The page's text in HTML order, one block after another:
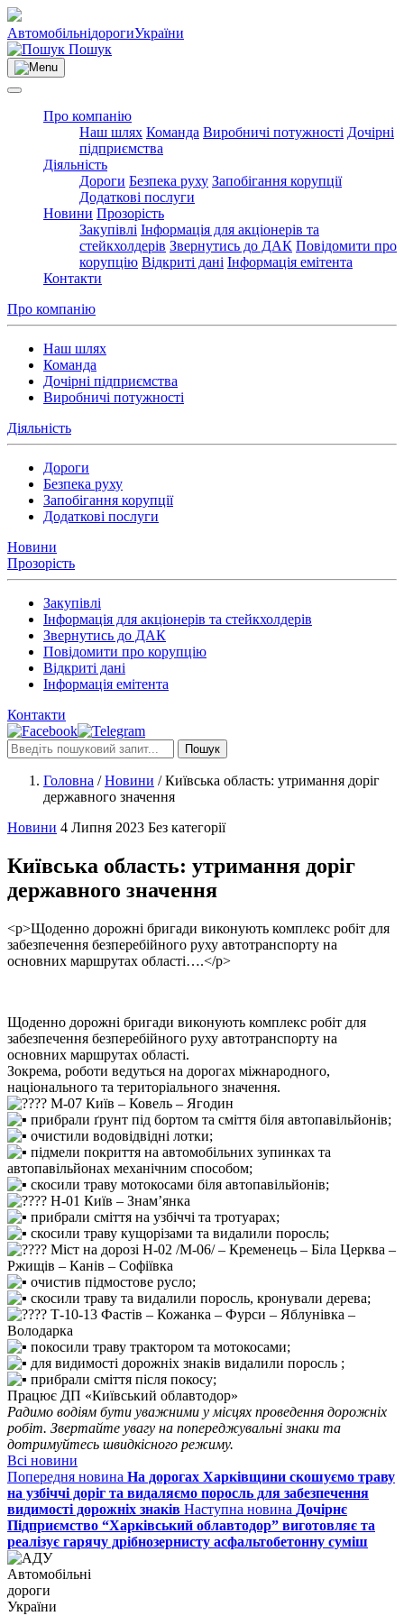
АвтомобільнідорогиУкраїни
Пошук
Про компанію
Наш шлях Команда Виробничі потужності Дочірні
підприємства
Діяльність
Дороги Безпека руху Запобігання корупції
Додаткові послуги
Новини Прозорість
Закупівлі Інформація для акціонерів та
стейкхолдерів Звернутись до ДАК Повідомити про
корупцію Відкриті дані Інформація емітента
Контакти
Про компанію
Наш шлях
Команда
Дочірні підприємства
Виробничі потужності
Діяльність
Дороги
Безпека руху
Запобігання корупції
Додаткові послуги
Новини
Прозорість
Закупівлі
Інформація для акціонерів та стейкхолдерів
Звернутись до ДАК
Повідомити про корупцію
Відкриті дані
Інформація емітента
Контакти
Пошук
Головна /Новини /Київська область: утримання доріг
державного значення
Новини 4 Липня 2023 Без категорії
Київська область: утримання доріг
державного значення
<p>Щоденно дорожні бригади виконують комплекс робіт для
забезпечення безперебійного руху автотранспорту на
основних маршрутах області….</p>
Щоденно дорожні бригади виконують комплекс робіт для
забезпечення безперебійного руху автотранспорту на
основних маршрутах області.
Зокрема, роботи ведуться на дорогах міжнародного,
національного та територіального значення.
М-07 Київ – Ковель – Ягодин
прибрали ґрунт під бортом та сміття біля автопавільйонів;
очистили водовідвідні лотки;
підмели покриття на автомобільних зупинках та
автопавільйонах механічним способом;
скосили траву мотокосами біля автопавільйонів;
Н-01 Київ – Знам’янка
прибрали сміття на узбіччі та тротуарах;
скосили траву кущорізами та видалили поросль;
Міст на дорозі Н-02 /М-06/ – Кременець – Біла Церква –
Ржищів – Канів – Софіївка
очистив підмостове русло;
скосили траву та видалили поросль, кронували дерева;
Т-10-13 Фастів – Кожанка – Фурси – Яблунівка –
Володарка
покосили траву трактором та мотокосами;
для видимості дорожніх знаків видалили поросль ;
прибрали сміття після покосу;
Працює ДП «Київський облавтодор»
Радимо водіям бути уважними у місцях проведення дорожніх
робіт. Звертайте увагу на попереджувальні знаки та
дотримуйтесь швидкісного режиму.
Всі новини
Попередня новина На дорогах Харківщини скошуємо траву
на узбіччі доріг та видаляємо поросль для забезпечення
видимості дорожніх знаків Наступна новина Дочірнє
Підприємство “Харківський облавтодор” виготовляє та
реалізує гарячу дрібнозернисту асфальтобетонну суміш
Автомобільні
дороги
України